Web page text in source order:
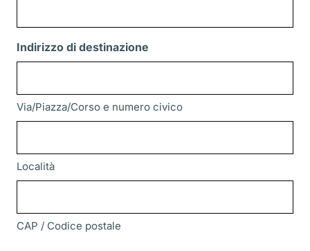
Indirizzo di destinazione
Via/Piazza/Corso e numero civico
Località
CAP / Codice postale